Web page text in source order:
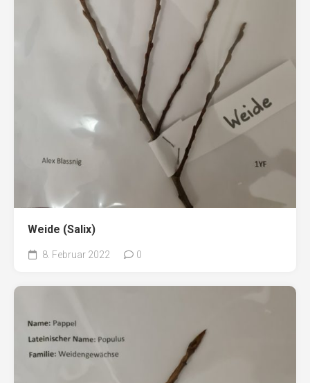
Weide (Salix)
8. Februar 2022 0